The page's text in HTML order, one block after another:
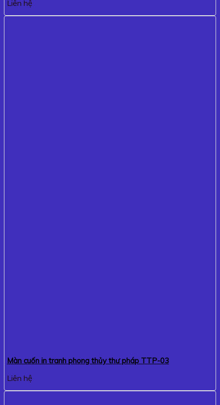
Liên hệ
Màn cuốn in tranh phong thủy thư pháp TTP-03
Liên hệ